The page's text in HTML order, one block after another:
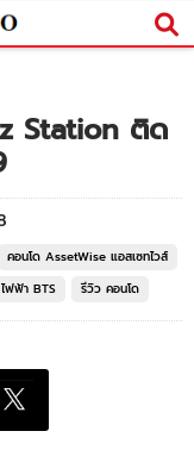
Station ติด
คอนโด AssetWise แอสเซทไวส์
ฟฟ้า BTS รีวิว คอนโด